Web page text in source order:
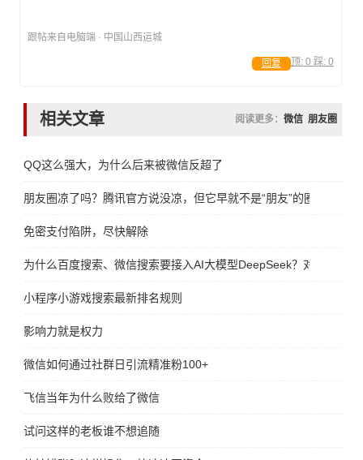
跟帖来自电脑端 · 中国山西运城
顶: 0 踩: 0
回复
相关文章 阅读更多： 微信 朋友圈
QQ这么强大，为什么后来被微信反超了
朋友圈凉了吗？腾讯官方说没凉，但它早就不是“朋友”的圈了
免密支付陷阱，尽快解除
为什么百度搜索、微信搜索要接入AI大模型DeepSeek？对谁更有好
小程序小游戏搜索最新排名规则
影响力就是权力
微信如何通过社群日引流精准粉100+
飞信当年为什么败给了微信
试问这样的老板谁不想追随